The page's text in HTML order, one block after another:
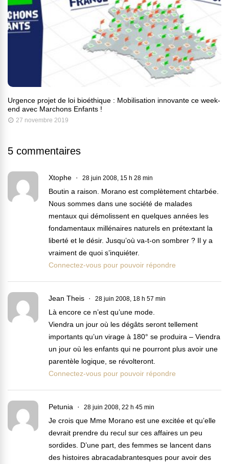
Urgence projet de loi bioéthique : Mobilisation innovante ce week-
end avec Marchons Enfants !
27 novembre 2019
5 commentaires
Xtophe 28 juin 2008, 15 h 28 min
Boutin a raison. Morano est complètement chtarbée.
Nous sommes dans une société de malades
mentaux qui démolissent en quelques années les
fondamentaux millénaires naturels en prétextant la
liberté et le désir. Jusqu’où va-t-on sombrer ? Il y a
vraiment de quoi s’inquiéter.
Connectez-vous pour pouvoir répondre
Jean Theis 28 juin 2008, 18 h 57 min
Là encore ce n’est qu’une mode.
Viendra un jour où les dégâts seront tellement
importants qu’un virage à 180° se produira – Viendra
un jour où les enfants qui ne pourront plus avoir une
parentèle logique, se révolteront.
Connectez-vous pour pouvoir répondre
Petunia 28 juin 2008, 22 h 45 min
Je crois que Mme Morano est une excitée et qu’elle
devrait prendre du recul sur ces affaires un peu
sordides. D’une part, des femmes se lancent dans
des histoires abracadabrantesques pour avoir des